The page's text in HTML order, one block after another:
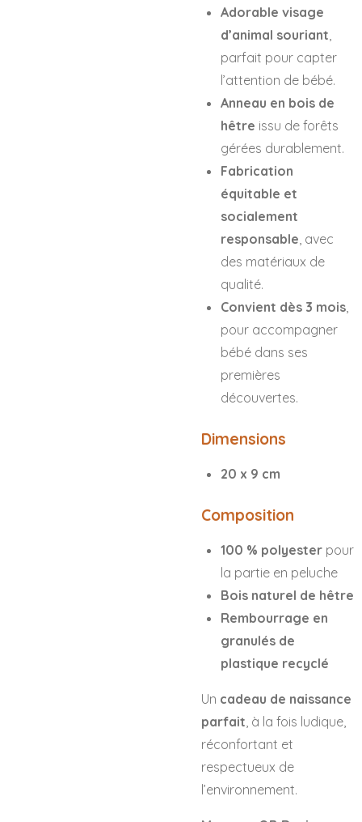
Adorable visage
d’animal souriant,
parfait pour capter
l’attention de bébé.
Anneau en bois de
hêtre issu de forêts
gérées durablement.
Fabrication
équitable et
socialement
responsable, avec
des matériaux de
qualité.
Convient dès 3 mois,
pour accompagner
bébé dans ses
premières
découvertes.
Dimensions
20 x 9 cm
Composition
100 % polyester pour
la partie en peluche
Bois naturel de hêtre
Rembourrage en
granulés de
plastique recyclé
Un cadeau de naissance
parfait, à la fois ludique,
réconfortant et
respectueux de
l’environnement.